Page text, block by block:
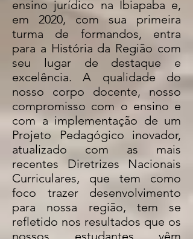
ensino jurídico na Ibiapaba e,
em 2020, com sua primeira
turma de formandos, entra
para a História da Região com
seu lugar de destaque e
excelência. A qualidade do
nosso corpo docente, nosso
compromisso com o ensino e
com a implementação de um
Projeto Pedagógico inovador,
atualizado com as mais
recentes Diretrizes Nacionais
Curriculares, que tem como
foco trazer desenvolvimento
para nossa região, tem se
refletido nos resultados que os
nossos estudantes vêm